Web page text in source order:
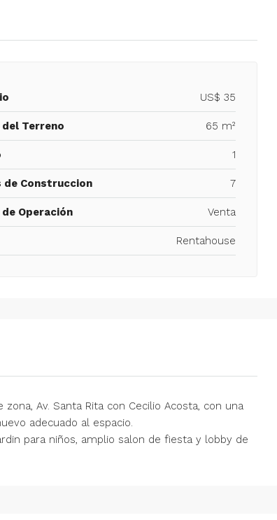
US$ 35
del Terreno 65 m²
1
de Construccion 7
Operación Venta
Rentahouse
Av. Santa Rita con Cecilio Acosta, con una
adecuado al espacio.
para niños, amplio salon de fiesta y lobby de